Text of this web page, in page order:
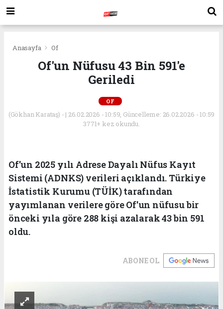
Anasayfa Of
Of'un Nüfusu 43 Bin 591'e
Geriledi
OF
(Gökhan Karataş) - | 26.02.2026 - 10:59, Güncelleme: 26.02.2026 - 10:59
3771+ kez okundu.
Of'un 2025 yılı Adrese Dayalı Nüfus Kayıt
Sistemi (ADNKS) verileri açıklandı. Türkiye
İstatistik Kurumu (TÜİK) tarafından
yayımlanan verilere göre Of'un nüfusu bir
önceki yıla göre 288 kişi azalarak 43 bin 591
oldu.
ABONE OL